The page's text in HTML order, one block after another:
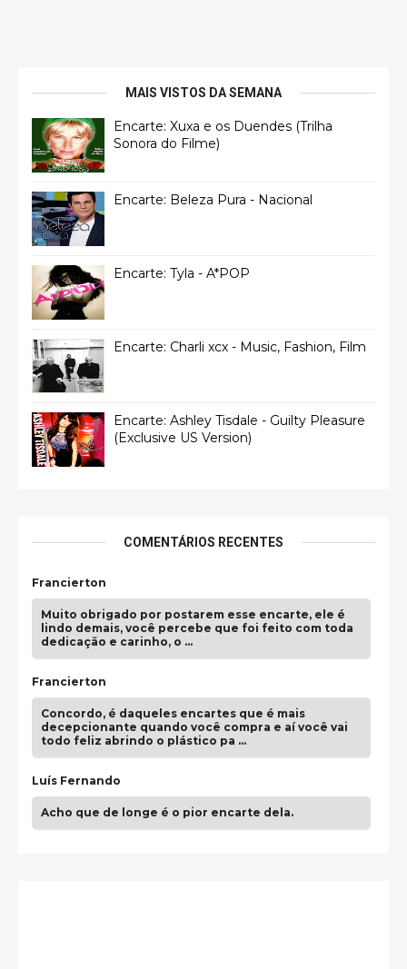
MAIS VISTOS DA SEMANA
Encarte: Xuxa e os Duendes (Trilha
Sonora do Filme)
Encarte: Beleza Pura - Nacional
Encarte: Tyla - A*POP
Encarte: Charli xcx - Music, Fashion, Film
Encarte: Ashley Tisdale - Guilty Pleasure
(Exclusive US Version)
COMENTÁRIOS RECENTES
Francierton
Muito obrigado por postarem esse encarte, ele é
lindo demais, você percebe que foi feito com toda
dedicação e carinho, o …
Francierton
Concordo, é daqueles encartes que é mais
decepcionante quando você compra e aí você vai
todo feliz abrindo o plástico pa …
Luís Fernando
Acho que de longe é o pior encarte dela.